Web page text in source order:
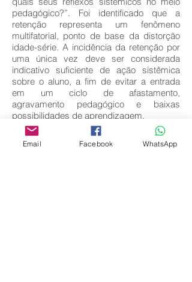
pedagógico?”. Foi identificado que a
retenção representa um fenômeno
multifatorial, ponto de base da distorção
idade-série. A incidência da retenção por
uma única vez deve ser considerada
indicativo suficiente de ação sistêmica
sobre o aluno, a fim de evitar a entrada
em um ciclo de afastamento,
agravamento pedagógico e baixas
possibilidades de aprendizagem.
Key words:
Retenção; Distorção Idade-Série;
Email Facebook WhatsApp